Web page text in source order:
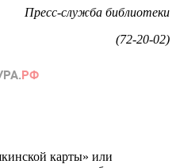
Пресс-служба библиотеки
(72-20-02)
карты» или